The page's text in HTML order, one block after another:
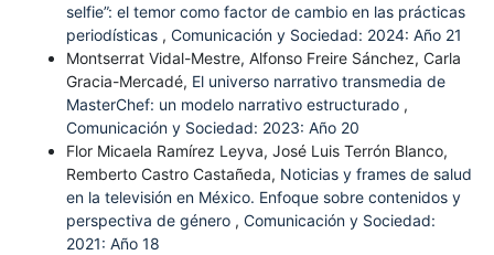
selfie”: el temor como factor de cambio en las prácticas
periodísticas , Comunicación y Sociedad: 2024: Año 21
Montserrat Vidal-Mestre, Alfonso Freire Sánchez, Carla
Gracia-Mercadé, El universo narrativo transmedia de
MasterChef: un modelo narrativo estructurado ,
Comunicación y Sociedad: 2023: Año 20
Flor Micaela Ramírez Leyva, José Luis Terrón Blanco,
Remberto Castro Castañeda, Noticias y frames de salud
en la televisión en México. Enfoque sobre contenidos y
perspectiva de género , Comunicación y Sociedad:
2021: Año 18